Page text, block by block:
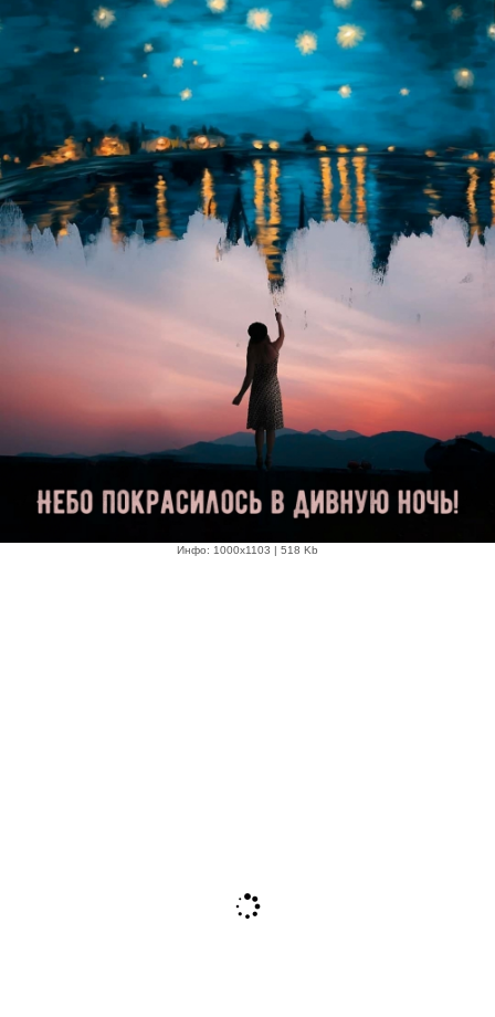
Инфо: 1000х1103 | 518 Kb